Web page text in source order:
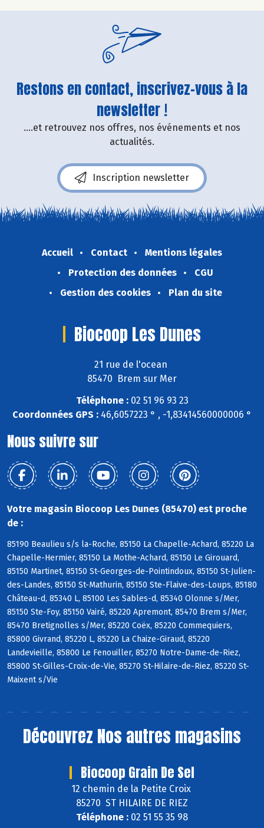
Restons en contact, inscrivez-vous à la
newsletter !
....et retrouvez nos offres, nos événements et nos
actualités.
Inscription newsletter
Accueil Contact
Mentions légales
Protection des données
CGU
Gestion des cookies
Plan du site
Biocoop Les Dunes
21 rue de l'ocean
85470 Brem sur Mer
Téléphone :02 51 96 93 23
Coordonnées GPS : 46,6057223 ° , -1,83414560000006 °
Nous suivre sur
Votre magasin Biocoop Les Dunes (85470) est proche
de :
85190 Beaulieu s/s la-Roche, 85150 La Chapelle-Achard, 85220 La
Chapelle-Hermier, 85150 La Mothe-Achard, 85150 Le Girouard,
85150 Martinet, 85150 St-Georges-de-Pointindoux, 85150 St-Julien-
des-Landes, 85150 St-Mathurin, 85150 Ste-Flaive-des-Loups, 85180
Château-d, 85340 L, 85100 Les Sables-d, 85340 Olonne s/Mer,
85150 Ste-Foy, 85150 Vairé, 85220 Apremont, 85470 Brem s/Mer,
85470 Bretignolles s/Mer, 85220 Coëx, 85220 Commequiers,
85800 Givrand, 85220 L, 85220 La Chaize-Giraud, 85220
Landevieille, 85800 Le Fenouiller, 85270 Notre-Dame-de-Riez,
85800 St-Gilles-Croix-de-Vie, 85270 St-Hilaire-de-Riez, 85220 St-
Maixent s/Vie
Découvrez Nos autres magasins
Biocoop Grain De Sel
12 chemin de la Petite Croix
85270 ST HILAIRE DE RIEZ
Téléphone : 02 51 55 35 98